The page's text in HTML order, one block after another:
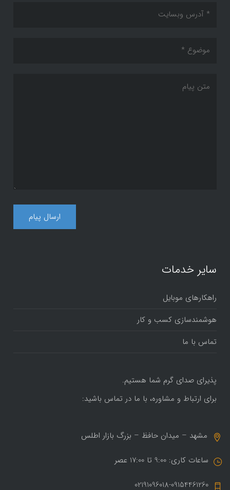
سایر خدمات
راهکارهای موبایل
هوشمندسازی کسب و کار
تماس با ما
پذیرای صدای گرم شما هستیم.
برای ارتباط و مشاوره، با ما در تماس باشید:
مشهد – میدان حافظ – بزرگ بازار اطلس
ساعات کاری: 9:00 تا 17:00 عصر
02191096018-09154461260